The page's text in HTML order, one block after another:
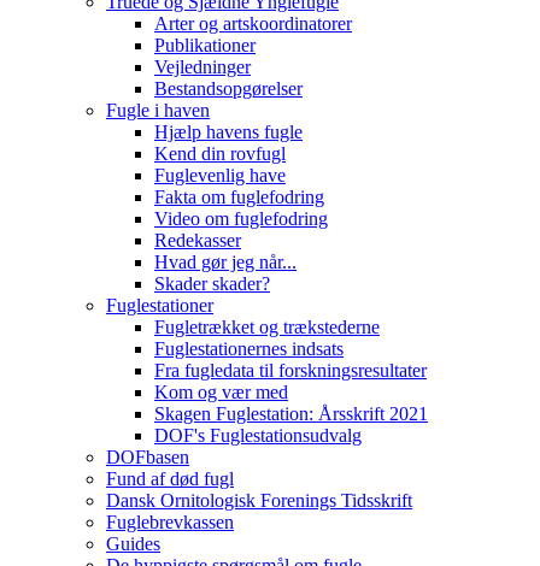
Arter og artskoordinatorer
Publikationer
Vejledninger
Bestandsopgørelser
Fugle i haven
Hjælp havens fugle
Kend din rovfugl
Fuglevenlig have
Fakta om fuglefodring
Video om fuglefodring
Redekasser
Hvad gør jeg når...
Skader skader?
Fuglestationer
Fugletrækket og trækstederne
Fuglestationernes indsats
Fra fugledata til forskningsresultater
Kom og vær med
Skagen Fuglestation: Årsskrift 2021
DOF's Fuglestationsudvalg
DOFbasen
Fund af død fugl
Dansk Ornitologisk Forenings Tidsskrift
Fuglebrevkassen
Guides